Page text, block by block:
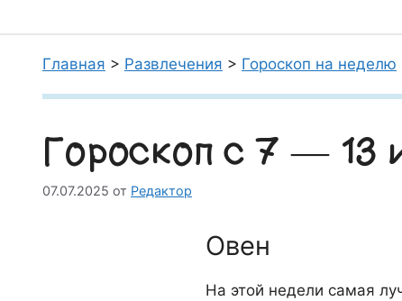
Главная > Развлечения > Гороскоп на неделю
Гороскоп с 7 — 13
07.07.2025 от Редактор
Овен
На этой недели самая